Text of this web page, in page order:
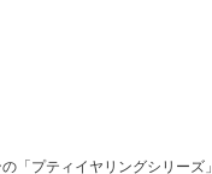
「プティイヤリングシリーズ」